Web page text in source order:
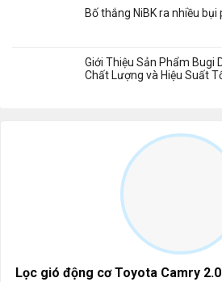
Bố thắng NiBK ra nhiều bụi
Giới Thiệu Sản Phẩm Bugi
Chất Lượng và Hiệu Suất
Lọc gió động cơ Toyota Camry 2.0